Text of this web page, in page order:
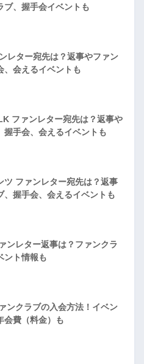
ブ、握手会イベントも
レター宛先は？返事やファン
、会えるイベントも
ファンレター宛先は？返事や
握手会、会えるイベントも
ツ ファンレター宛先は？返事
、握手会、会えるイベントも
ンレター返事は？ファンクラ
ント情報も
ンクラブの入会方法！イベン
会費（料金）も